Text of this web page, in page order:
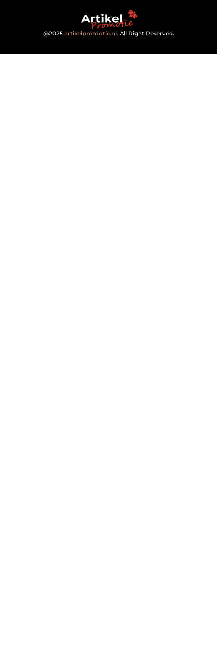
@2025 artikelpromotie.nl. All Right Reserved.